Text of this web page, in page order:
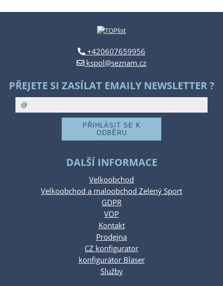
+420607659956
kspol@seznam.cz
PŘEJETE SI ZASÍLAT EMAILY NEWSLETTER ?
DALŠÍ INFORMACE
Velkoobchod
Velkoobchod a maloobchod Zelený Sport
GDPR
VOP
Kontakt
Prodejna
CZ konfigurator
konfigurátor Blaser
Služby